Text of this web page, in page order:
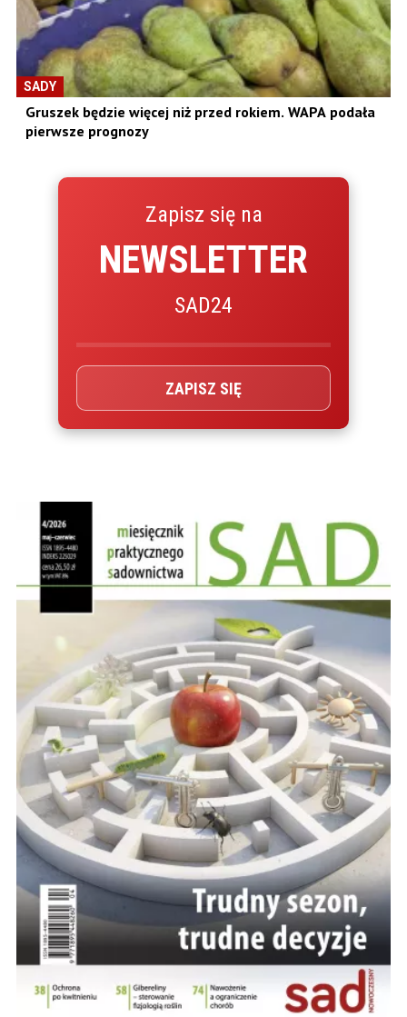
SADY
Gruszek będzie więcej niż przed rokiem. WAPA podała
pierwsze prognozy
Zapisz się na
NEWSLETTER
SAD24
ZAPISZ SIĘ